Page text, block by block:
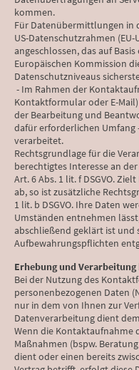
kommen.
Für Datenübermittlungen in
US-Datenschutzrahmen
angeschlossen, das auf
Europäischen Kommission
Datenschutzniveaus
- Im Rahmen der
Kontaktformular oder E-
der Bearbeitung und
dafür erforderlichen Umfang
verarbeitet.
Rechtsgrundlage für die
berechtigtes Interesse an
Art. 6 Abs. 1 lit. f DSGVO.
ab, so ist zusätzliche
1 lit. b DSGVO. Ihre Daten
Umständen entnehmen
abschließend geklärt ist und
Aufbewahrungspflichten
Erhebung und
Bei der Nutzung des
personenbezogenen Daten
nur in dem von Ihnen zur
Datenverarbeitung dient
Wenn die Kontaktaufnahme
Maßnahmen (bspw.
dient oder einen bereits